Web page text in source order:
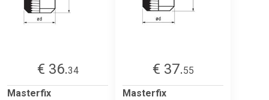
€ 36.34
Masterfix
€ 37.55
Masterfix